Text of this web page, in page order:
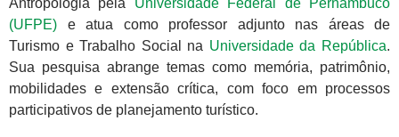
Antropologia pela Universidade Federal de Pernambuco
(UFPE) e atua como professor adjunto nas áreas de
Turismo e Trabalho Social na Universidade da República.
Sua pesquisa abrange temas como memória, patrimônio,
mobilidades e extensão crítica, com foco em processos
participativos de planejamento turístico.